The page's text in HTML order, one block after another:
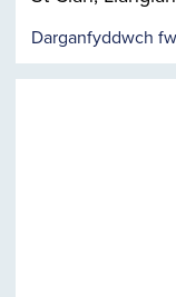
Darganfyddwch